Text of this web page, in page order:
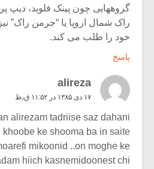
گروههایی چون پینک فلوید، دیپ
راک شمال اروپا یا “جرمن
خود را طلب می کند.
پاسخ
alireza
۱۷ دی ۱۳۸۵ در ۱۱:۵۲ ق٫ظ
alirezam tadriise saz dahani
ke shooma ba in saite
mikoonid ..on moghe ke
hiich kasnemidoonest chi